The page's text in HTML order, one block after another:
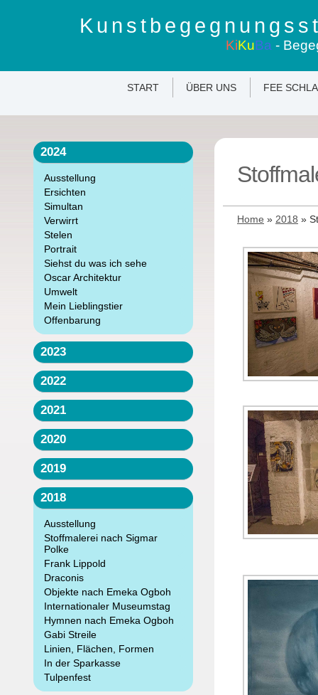
KiKuBa -
START ÜBER UNS FEE
2024
Ausstellung
Ersichten
Simultan
Verwirrt
Stelen
Portrait
Siehst du was ich sehe
Oscar Architektur
Umwelt
Mein Lieblingstier
Offenbarung
2023
2022
2021
2020
2019
2018
Ausstellung
Stoffmalerei nach Sigmar
Polke
Frank Lippold
Draconis
Objekte nach Emeka Ogboh
Internationaler Museumstag
Hymnen nach Emeka Ogboh
Gabi Streile
Linien, Flächen, Formen
In der Sparkasse
Tulpenfest
Home » 2018 »